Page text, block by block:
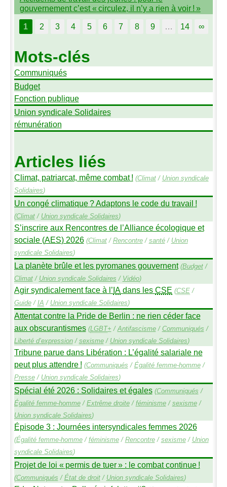
gouvernement c’est « circulez, il n’y a rien à voir ! »
1 2 3 4 5 6 7 8 9 … 14 ∞
Mots-clés
Communiqués
Budget
Fonction publique
Union syndicale Solidaires
rémunération
Articles liés
Climat, patriarcat, même combat ! (Climat/ Union syndicale
Solidaires)
Un congé climatique? Adaptons le code du travail !
(Climat/ Union syndicale Solidaires)
S’inscrire aux Rencontres de l’Alliance écologique et
sociale (AES) 2026 (Climat/ Rencontre/ santé/ Union
syndicale Solidaires)
La planète brûle et les pyromanes gouvernent (Budget/
Climat/ Union syndicale Solidaires / Vidéo)
Agir syndicalement face à l’IAdans les CSE (CSE/
Guide/ IA / Union syndicale Solidaires)
Attentat contre la Pride de Berlin : ne rien céder face
aux obscurantismes (LGBT+ / Antifascisme/ Communiqués /
Liberté d’expression/ sexisme/ Union syndicale Solidaires)
Tribune parue dans Libération : L’égalité salariale ne
peut plus attendre ! (Communiqués / Égalité femme-homme/
Presse/ Union syndicale Solidaires)
Spécial été 2026 : Solidaires et égales (Communiqués /
Égalité femme-homme/ Extrême droite/ féminisme/ sexisme/
Union syndicale Solidaires)
Épisode 3 : Journées intersyndicales femmes 2026
(Égalité femme-homme/ féminisme/ Rencontre/ sexisme/ Union
syndicale Solidaires)
Projet de loi « permis de tuer» : le combat continue !
(Communiqués / État de droit/ Union syndicale Solidaires)